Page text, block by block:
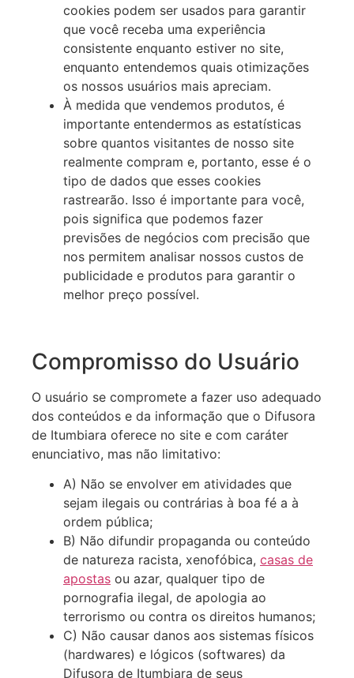
cookies podem ser usados para garantir
que você receba uma experiência
consistente enquanto estiver no site,
enquanto entendemos quais otimizações
os nossos usuários mais apreciam.
À medida que vendemos produtos, é
importante entendermos as estatísticas
sobre quantos visitantes de nosso site
realmente compram e, portanto, esse é o
tipo de dados que esses cookies
rastrearão. Isso é importante para você,
pois significa que podemos fazer
previsões de negócios com precisão que
nos permitem analisar nossos custos de
publicidade e produtos para garantir o
melhor preço possível.
Compromisso do Usuário
O usuário se compromete a fazer uso adequado
dos conteúdos e da informação que o Difusora
de Itumbiara oferece no site e com caráter
enunciativo, mas não limitativo:
A) Não se envolver em atividades que
sejam ilegais ou contrárias à boa fé a à
ordem pública;
B) Não difundir propaganda ou conteúdo
de natureza racista, xenofóbica, casas de
apostas ou azar, qualquer tipo de
pornografia ilegal, de apologia ao
terrorismo ou contra os direitos humanos;
C) Não causar danos aos sistemas físicos
(hardwares) e lógicos (softwares) da
Difusora de Itumbiara de seus